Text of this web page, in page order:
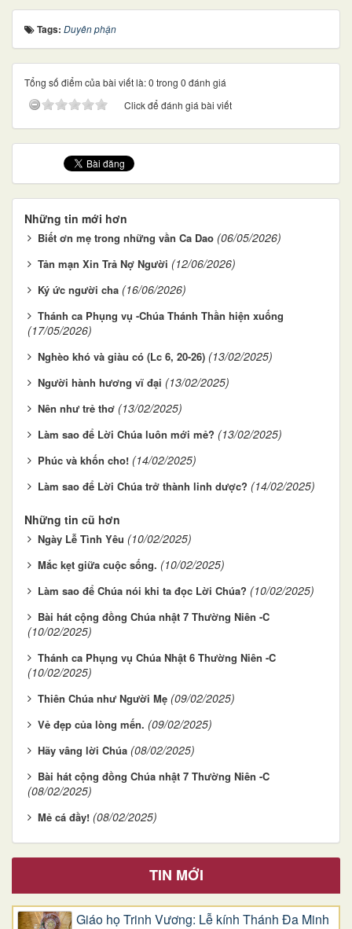
Tags: Duyên phận
Tổng số điểm của bài viết là: 0 trong 0 đánh giá
Click để đánh giá bài viết
Những tin mới hơn
Biết ơn mẹ trong những vần Ca Dao (06/05/2026)
Tản mạn Xin Trả Nợ Người (12/06/2026)
Ký ức người cha (16/06/2026)
Thánh ca Phụng vụ -Chúa Thánh Thần hiện xuống
(17/05/2026)
Nghèo khó và giàu có (Lc 6, 20-26) (13/02/2025)
Người hành hương vĩ đại (13/02/2025)
Nên như trẻ thơ (13/02/2025)
Làm sao để Lời Chúa luôn mới mẻ? (13/02/2025)
Phúc và khốn cho! (14/02/2025)
Làm sao để Lời Chúa trở thành linh dược? (14/02/2025)
Những tin cũ hơn
Ngày Lễ Tình Yêu (10/02/2025)
Mắc kẹt giữa cuộc sống. (10/02/2025)
Làm sao để Chúa nói khi ta đọc Lời Chúa? (10/02/2025)
Bài hát cộng đồng Chúa nhật 7 Thường Niên -C
(10/02/2025)
Thánh ca Phụng vụ Chúa Nhật 6 Thường Niên -C
(10/02/2025)
Thiên Chúa như Người Mẹ (09/02/2025)
Vẻ đẹp của lòng mến. (09/02/2025)
Hãy vâng lời Chúa (08/02/2025)
Bài hát cộng đồng Chúa nhật 7 Thường Niên -C
(08/02/2025)
Mẻ cá đầy! (08/02/2025)
TIN MỚI
Giáo họ Trinh Vương: Lễ kính Thánh Đa Minh